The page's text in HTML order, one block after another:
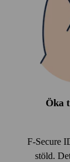
Öka
F‑Secure
stöld.